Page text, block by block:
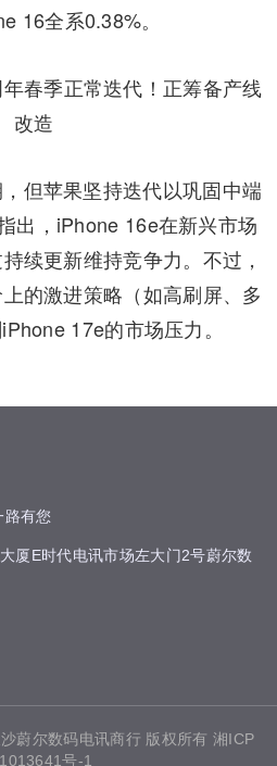
16全系0.38%。
但苹果坚持迭代以巩固中端
出，iPhone 16e在新兴市场
续更新维持竞争力。不过 ，
的激进策略（如高刷屏、多
17e的市场压力。
有您
厦E时代电讯市场左大门2号蔚尔数
蔚尔数码电讯商行 版权所有 湘ICP
号-1